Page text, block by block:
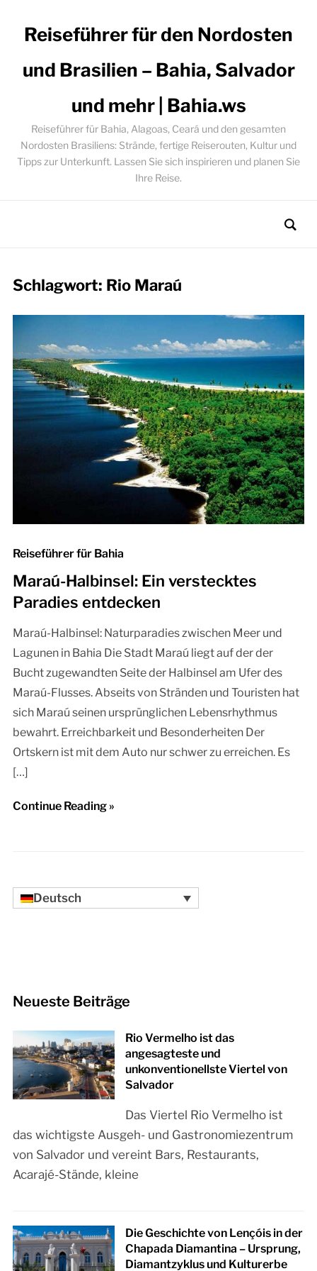
Reiseführer für den Nordosten
und Brasilien – Bahia, Salvador
und mehr | Bahia.ws
Reiseführer für Bahia, Alagoas, Ceará und den gesamten
Nordosten Brasiliens: Strände, fertige Reiserouten, Kultur und
Tipps zur Unterkunft. Lassen Sie sich inspirieren und planen Sie
Ihre Reise.
Schlagwort: Rio Maraú
Reiseführer für Bahia
Maraú-Halbinsel: Ein verstecktes
Paradies entdecken
Maraú-Halbinsel: Naturparadies zwischen Meer und
Lagunen in Bahia Die Stadt Maraú liegt auf der der
Bucht zugewandten Seite der Halbinsel am Ufer des
Maraú-Flusses. Abseits von Stränden und Touristen hat
sich Maraú seinen ursprünglichen Lebensrhythmus
bewahrt. Erreichbarkeit und Besonderheiten Der
Ortskern ist mit dem Auto nur schwer zu erreichen. Es
[…]
Continue Reading »
Deutsch
Neueste Beiträge
Rio Vermelho ist das
angesagteste und
unkonventionellste Viertel von
Salvador
Das Viertel Rio Vermelho ist
das wichtigste Ausgeh- und Gastronomiezentrum
von Salvador und vereint Bars, Restaurants,
Acarajé-Stände, kleine
Die Geschichte von Lençóis in der
Chapada Diamantina – Ursprung,
Diamantzyklus und Kulturerbe